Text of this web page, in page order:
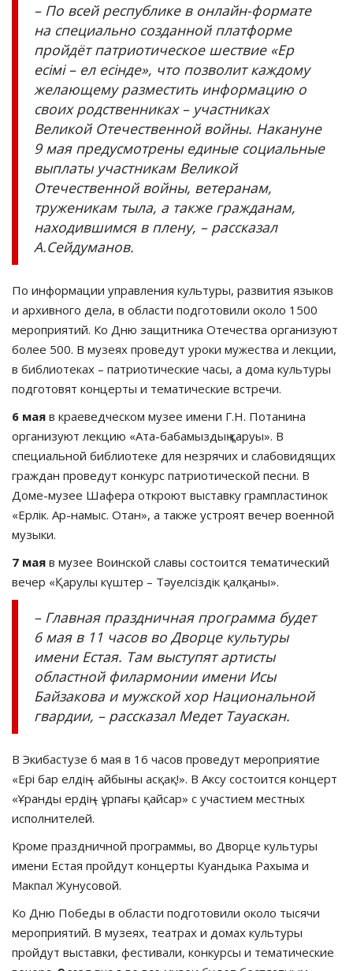
– По всей республике в онлайн-формате
на специально созданной платформе
пройдёт патриотическое шествие «Ер
есімі – ел есінде», что позволит каждому
желающему разместить информацию о
своих родственниках – участниках
Великой Отечественной войны. Накануне
9 мая предусмотрены единые социальные
выплаты участникам Великой
Отечественной войны, ветеранам,
труженикам тыла, а также гражданам,
находившимся в плену, – рассказал
А.Сейдуманов.
По информации управления культуры, развития языков
и архивного дела, в области подготовили около 1500
мероприятий. Ко Дню защитника Отечества организуют
более 500. В музеях проведут уроки мужества и лекции,
в библиотеках – патриотические часы, а дома культуры
подготовят концерты и тематические встречи.
6 мая в краеведческом музее имени Г.H. Потанина
организуют лекцию «Ата-бабамыздың қаруы». В
специальной библиотеке для незрячих и слабовидящих
граждан проведут конкурс патриотической песни. В
Доме-музее Шафера откроют выставку грампластинок
«Ерлік. Ар-намыс. Отан», а также устроят вечер военной
музыки.
7 мая в музее Воинской славы состоится тематический
вечер «Қарулы күштер – Тәуелсіздік қалқаны».
– Главная праздничная программа будет
6 мая в 11 часов во Дворце культуры
имени Естая. Там выступят артисты
областной филармонии имени Исы
Байзакова и мужской хор Национальной
гвардии, – рассказал Медет Тауаскан.
В Экибастузе 6 мая в 16 часов проведут мероприятие
«Ері бар елдің – айбыны асқақ!». В Аксу состоится концерт
«Ұранды ердің – ұрпағы қайсар» с участием местных
исполнителей.
Кроме праздничной программы, во Дворце культуры
имени Естая пройдут концерты Куандыка Рахыма и
Макпал Жунусовой.
Ко Дню Победы в области подготовили около тысячи
мероприятий. В музеях, театрах и домах культуры
пройдут выставки, фестивали, конкурсы и тематические